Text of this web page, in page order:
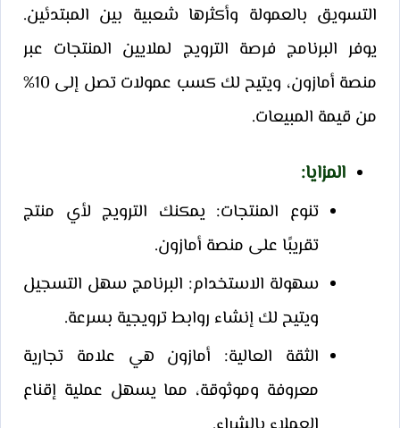
التسويق بالعمولة وأكثرها شعبية بين المبتدئين.
يوفر البرنامج فرصة الترويج لملايين المنتجات عبر
منصة أمازون، ويتيح لك كسب عمولات تصل إلى 10%
من قيمة المبيعات.
المزايا:
تنوع المنتجات: يمكنك الترويج لأي منتج
تقريبًا على منصة أمازون.
سهولة الاستخدام: البرنامج سهل التسجيل
ويتيح لك إنشاء روابط ترويجية بسرعة.
الثقة العالية: أمازون هي علامة تجارية
معروفة وموثوقة، مما يسهل عملية إقناع